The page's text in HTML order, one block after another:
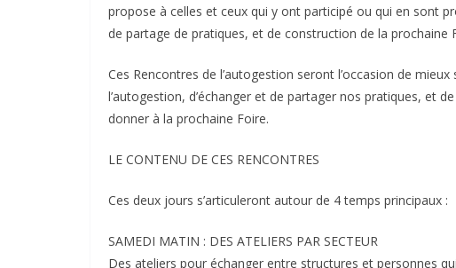
propose à celles et ceux qui y ont participé ou qui en sont
de partage de pratiques, et de construction de la prochaine
Ces Rencontres de l’autogestion seront l’occasion de
l’autogestion, d’échanger et de partager nos pratiques, et
donner à la prochaine Foire.
LE CONTENU DE CES RENCONTRES
Ces deux jours s’articuleront autour de 4 temps principaux :
SAMEDI MATIN : DES ATELIERS PAR SECTEUR
Des ateliers pour échanger entre structures et personnes